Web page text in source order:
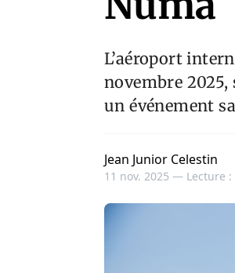
L’aéroport
novembre
un événement
Jean Junior Celestin
11 nov. 2025 — Lecture